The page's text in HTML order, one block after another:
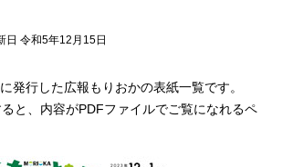
令和5年12月15日
発行した広報もりおかの表紙一覧です。
と、内容がPDFファイルでご覧になれるペ